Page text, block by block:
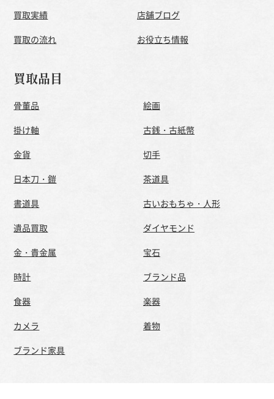
買取実績
買取の流れ
店舗ブログ
お役立ち情報
買取品目
骨董品
絵画
掛け軸
古銭・古紙幣
金貨
切手
日本刀・鎧
茶道具
書道具
古いおもちゃ・人形
遺品買取
ダイヤモンド
金・貴金属
宝石
時計
ブランド品
食器
楽器
カメラ
着物
ブランド家具